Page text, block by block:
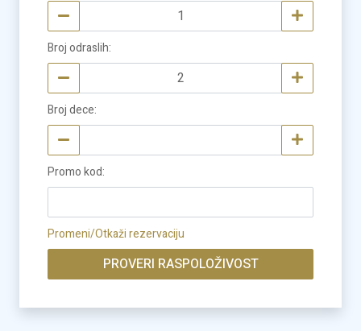
Broj odraslih:
Broj dece:
Promo kod:
Promeni/Otkaži rezervaciju
PROVERI RASPOLOŽIVOST